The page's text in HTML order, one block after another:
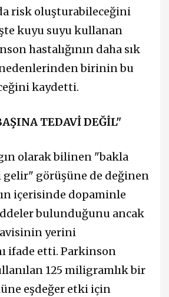
risk oluşturabileceğini
kuyu suyu kullanan
hastalığının daha sık
birinin bu
kaydetti.
TEDAVİ DEĞİL"
olarak bilinen "bakla
gelir" görüşüne de değinen
içerisinde dopaminle
bulunduğunu ancak
yerini
ifade etti. Parkinson
125 miligramlık bir
eşdeğer etki için